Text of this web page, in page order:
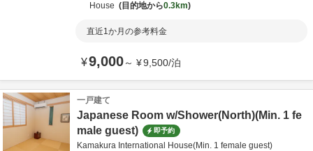
House
目的地から0.3km
直近1か月の参考料金
¥9,000～ ¥9,500/泊
一戸建て
Japanese Room w/Shower(North)(Min. 1 fe
male guest)
即予約
Kamakura International House(Min. 1 female guest)